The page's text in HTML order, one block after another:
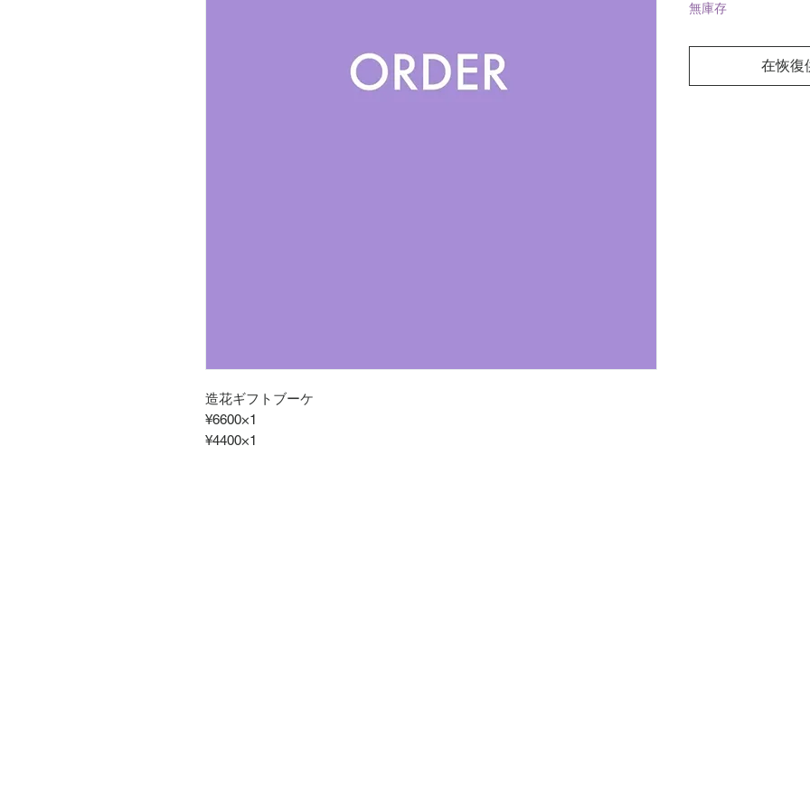
造花ギフトブーケ
¥6600×1
¥4400×1
無庫存
在恢復